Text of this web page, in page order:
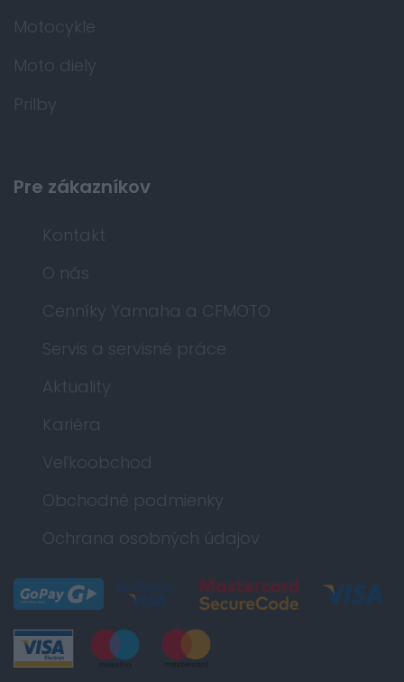
Motocykle
Moto diely
Prilby
Pre zákazníkov
Kontakt
O nás
Cenníky Yamaha a CFMOTO
Servis a servisné práce
Aktuality
Kariéra
Veľkoobchod
Obchodné podmienky
Ochrana osobných údajov